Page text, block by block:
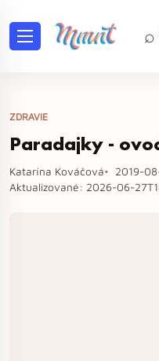
⌕
ZDRAVIE
Paradajky -
Katarína Kováčová
2019-
Aktualizované: 2026-06-